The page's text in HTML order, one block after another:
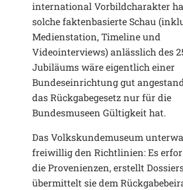
international Vorbildcharakter
solche faktenbasierte Schau
Medienstation, Timeline und
Videointerviews) anlässlich des
Jubiläums wäre eigentlich einer
Bundeseinrichtung gut
das Rückgabegesetz nur für die
Bundesmuseen Gültigkeit hat.
Das Volkskundemuseum
freiwillig den Richtlinien: Es
die Provenienzen, erstellt
übermittelt sie dem